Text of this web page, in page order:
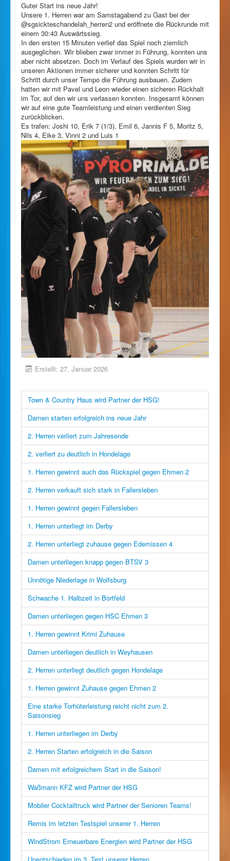
Guter Start ins neue Jahr!
Unsere 1. Herren war am Samstagabend zu Gast bei der
@sgsickteschandelah_herren2 und eröffnete die Rückrunde mit
einem 30:43 Auswärtssieg.
In den ersten 15 Minuten verlief das Spiel noch ziemlich
ausgeglichen. Wir blieben zwar immer in Führung, konnten uns
aber nicht absetzen. Doch im Verlauf des Spiels wurden wir in
unseren Aktionen immer sicherer und konnten Schritt für
Schritt durch unser Tempo die Führung ausbauen. Zudem
hatten wir mit Pavel und Leon wieder einen sicheren Rückhalt
im Tor, auf den wir uns verlassen konnten. Insgesamt können
wir auf eine gute Teamleistung und einen verdienten Sieg
zurückblicken.
Es trafen: Joshi 10, Erik 7 (1/3), Emil 6, Jannis F 5, Moritz 5,
Nils 4, Eike 3, Vinni 2 und Luis 1
Erstellt: 27. Januar 2026
Town & Country Haus wird Partner der HSG!
Damen starten erfolgreich ins neue Jahr
2. Herren verliert zum Jahresende
2. verliert zu deutlich in Hondelage
1. Herren gewinnt auch das Rückspiel gegen Ehmen 2
2. Herren verkauft sich stark in Fallersleben
1. Herren gewinnt gegen Fallersleben
1. Herren unterliegt im Derby
2. Herren unterliegt zuhause gegen Edemissen 4
Damen unterliegen knapp gegen BTSV 3
Unnötige Niederlage in Wolfsburg
Schwache 1. Halbzeit in Bortfeld
Damen unterliegen gegen HSC Ehmen 3
1. Herren gewinnt Krimi Zuhause
Damen unterliegen deutlich in Weyhausen
2. Herren unterliegt deutlich gegen Hondelage
1. Herren gewinnt Zuhause gegen Ehmen 2
Eine starke Torhüterleistung reicht nicht zum 2.
Saisonsieg
1. Herren unterliegen im Derby
2. Herren Starten erfolgreich in die Saison
Damen mit erfolgreichem Start in die Saison!
Waßmann KFZ wird Partner der HSG
Mobiler Cocktailtruck wird Partner der Senioren Teams!
Remis im letzten Testspiel unserer 1. Herren
WindStrom Erneuerbare Energien wird Partner der HSG